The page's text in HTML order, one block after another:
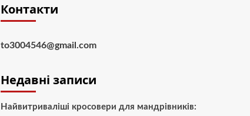
Контакти
to3004546@gmail.com
Недавні записи
Найвитриваліші кросовери для мандрівників: